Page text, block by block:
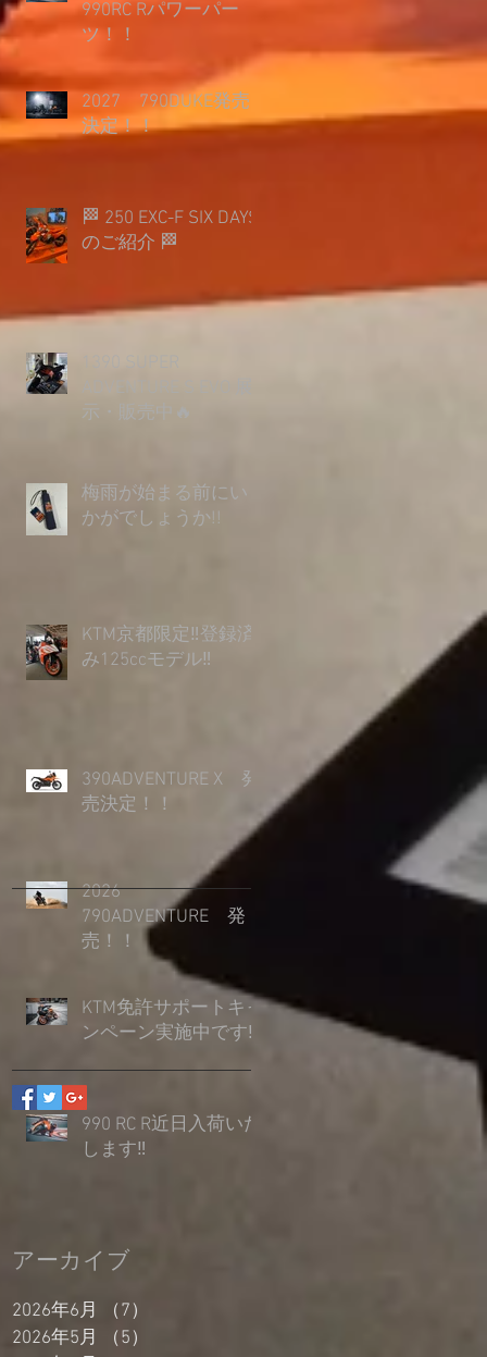
990RC Rパワーパー
ツ！！
2027 790DUKE発売
決定！！
🏁 250 EXC-F SIX DAYS
のご紹介 🏁
ADVENTURE S EVO 展
示・販売中🔥
梅雨が始まる前にい
かがでしょうか︎!!
KTM京都限定‼登録済
み125ccモデル‼
390ADVENTURE X 発
売決定！！
2026
790ADVENTURE 発
売！！
KTM免許サポートキャ
ンペーン実施中です‼
990 RC R近日入荷いた
します‼
アーカイブ
2026年6月 （7）
2026年5月
（5）